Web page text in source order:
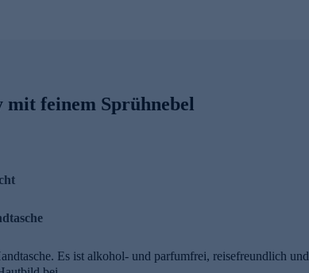
mit feinem Sprühnebel
Es ist alkohol- und parfumfrei, reisefreundlich